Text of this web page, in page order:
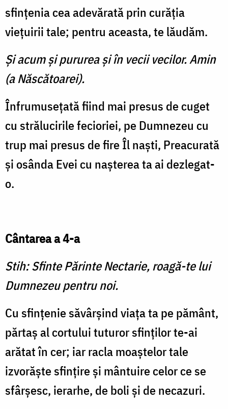
sfinţenia cea adevărată prin curăţia
vieţuirii tale; pentru aceasta, te lăudăm.
Şi acum şi pururea şi în vecii vecilor. Amin
(a Născătoarei).
Înfrumuseţată fiind mai presus de cuget
cu strălucirile fecioriei, pe Dumnezeu cu
trup mai presus de fire Îl naşti, Preacurată
şi osânda Evei cu naşterea ta ai dezlegat-
o.
Cântarea a 4-a
Stih: Sfinte Părinte Nectarie, roagă-te lui
Dumnezeu pentru noi.
Cu sfinţenie săvârşind viaţa ta pe pământ,
părtaş al cortului tuturor sfinţilor te-ai
arătat în cer; iar racla moaştelor tale
izvorăşte sfinţire şi mântuire celor ce se
sfârşesc, ierarhe, de boli şi de necazuri.